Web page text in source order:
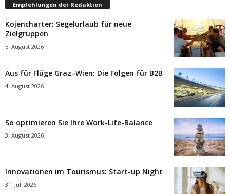
Empfehlungen der Redaktion
Kojencharter: Segelurlaub für neue
Zielgruppen
5. August 2026
Aus für Flüge Graz–Wien: Die Folgen für B2B
4. August 2026
So optimieren Sie Ihre Work-Life-Balance
3. August 2026
Innovationen im Tourismus: Start-up Night
31. Juli 2026